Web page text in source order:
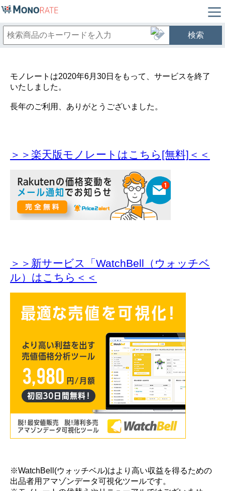
検索
モノレートは2020年6月30日をもって、サービスを終了
いたしました。
長年のご利用、ありがとうございました。
＞＞楽天版モノレートはこちら[無料]＜＜
＞＞新サービス「WatchBell（ウォッチベ
ル）はこちら＜＜
※WatchBell(ウォッチベル)はより高い収益を得るための
出品者用アマゾンデータ可視化ツールです。